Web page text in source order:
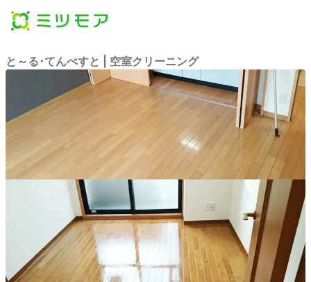
と～る･てんぺすと | 空室クリーニング